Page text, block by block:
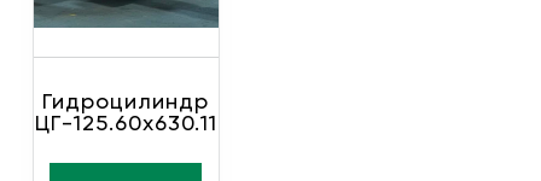
Гидроцилиндр
ЦГ-125.60х630.11